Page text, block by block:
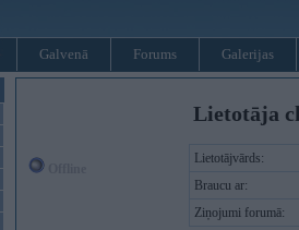
Galvenā Forums Galerijas
Lietotāja
Lietotājvārds:
Braucu ar:
Ziņojumi forumā: